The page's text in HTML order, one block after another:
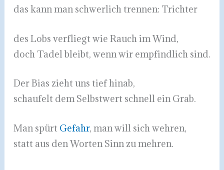
das kann man schwerlich trennen: Trichter
des Lobs verfliegt wie Rauch im Wind,
doch Tadel bleibt, wenn wir empfindlich sind.
Der Bias zieht uns tief hinab,
schaufelt dem Selbstwert schnell ein Grab.
Man spürt Gefahr, man will sich wehren,
statt aus den Worten Sinn zu mehren.